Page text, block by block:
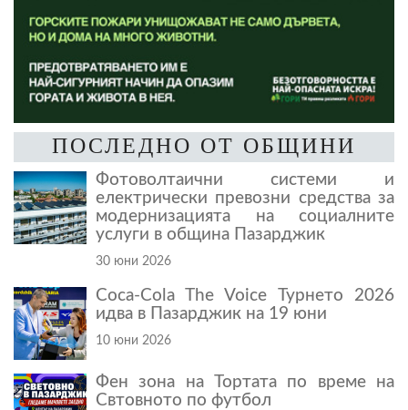
ПОСЛЕДНО ОТ ОБЩИНИ
Фотоволтаични системи и
електрически превозни средства за
модернизацията на социалните
услуги в община Пазарджик
30 юни 2026
Coca-Cola The Voice Турнето 2026
идва в Пазарджик на 19 юни
10 юни 2026
Фен зона на Тортата по време на
Свтовното по футбол